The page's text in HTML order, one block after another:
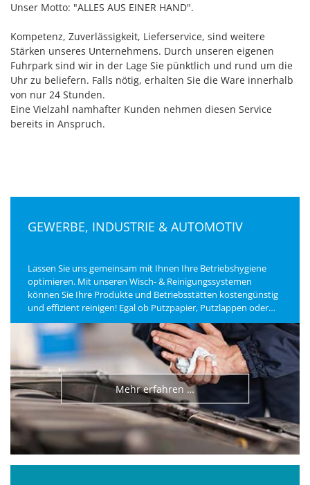
Unser Motto: "ALLES AUS EINER HAND".
Kompetenz, Zuverlässigkeit, Lieferservice, sind weitere
Stärken unseres Unternehmens. Durch unseren eigenen
Fuhrpark sind wir in der Lage Sie pünktlich und rund um die
Uhr zu beliefern. Falls nötig, erhalten Sie die Ware innerhalb
von nur 24 Stunden.
Eine Vielzahl namhafter Kunden nehmen diesen Service
bereits in Anspruch.
GEWERBE, INDUSTRIE & AUTOMOTIV
Lassen Sie uns gemeinsam mit Ihnen Ihre Betriebshygiene
optimieren. Mit unseren Wisch- & Reinigungssystemen
können Sie Ihre Produkte und Betriebsstätten kostengünstig
und effizient reinigen! Egal ob Putzpapier, Putzlappen oder
Spezial Vliestüchern, wir garantieren Ihnen seit über 15 Jahre
eine gleichbleibende Qualität.
Mehr erfahren …